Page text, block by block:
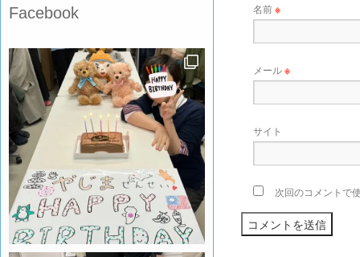
Facebook 名前※
メール※
サイト
次回のコメントで